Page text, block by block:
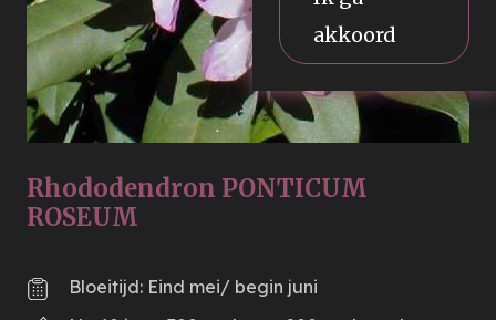
Rhododendron PONTICUM
ROSEUM
Bloeitijd: Eind mei/ begin juni
akkoord